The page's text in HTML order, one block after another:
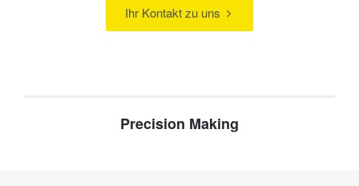
Ihr Kontakt zu uns
Precision Making